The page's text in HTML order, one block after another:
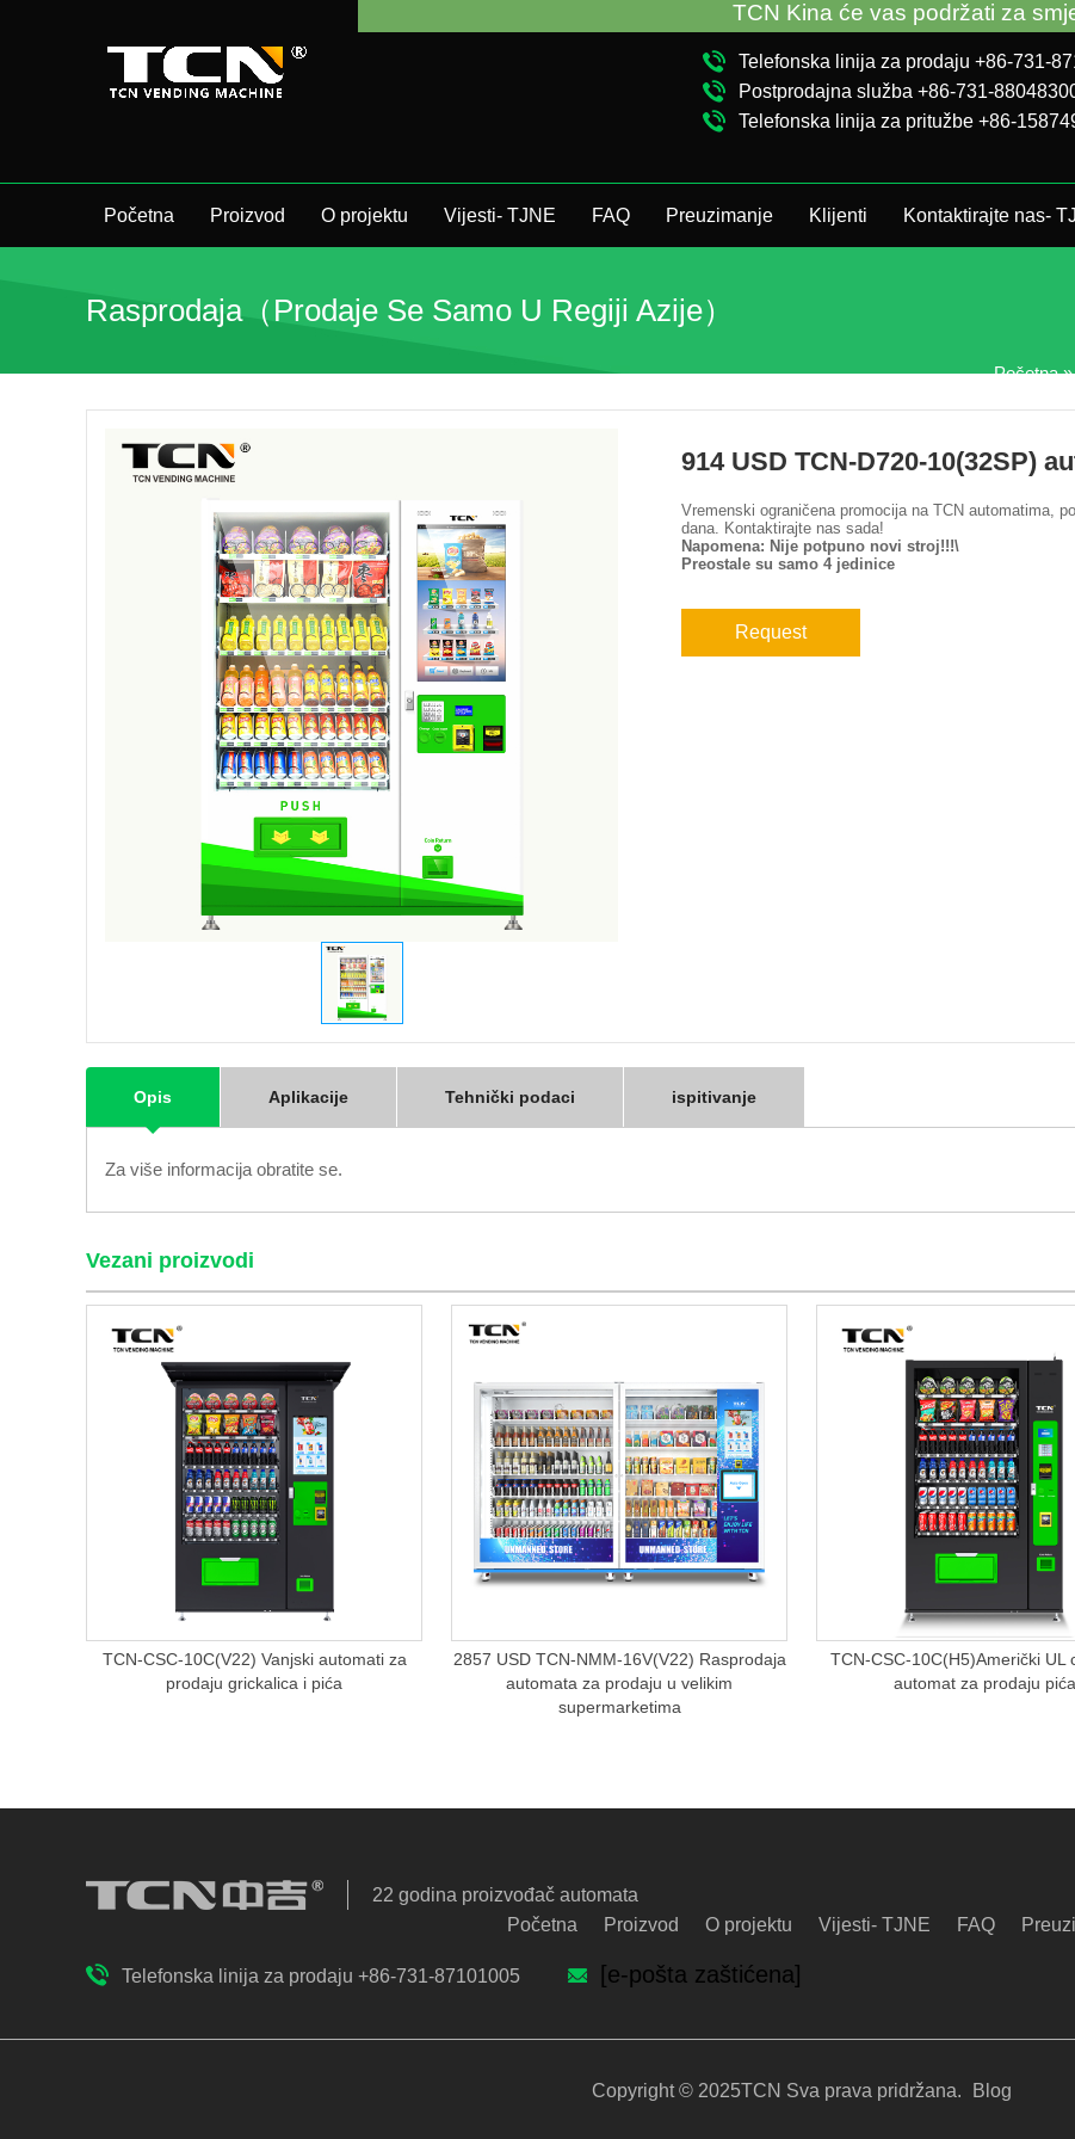
Telefonska linija za prodaju +86-731-
Postprodajna služba +86-731-
Telefonska linija za pritužbe +86-
Početna Proizvod O projektu Vijesti- TJNE FAQ Preuzimanje Klijenti Kontaktirajte nas-
Rasprodaja（prodaje Se Samo U Regiji Azije）
Početna
914 USD TCN-D720-10(32SP)
Vremenski ograničena promocija na TCN automatima,
dana. Kontaktirajte nas sada!
Napomena: Nije potpuno novi stroj!!!\
Preostale su samo 4 jedinice
Request
Opis Aplikacije Tehnički podaci ispitivanje
Za više informacija obratite se.
Vezani proizvodi
TCN-CSC-10C(V22) Vanjski automati za
prodaju grickalica i pića
2857 USD TCN-NMM-16V(V22) Rasprodaja
automata za prodaju u velikim
supermarketima
TCN-CSC-10C(H5)Američki UL
automat za prodaju pića
22 godina proizvođač automata
Početna
Proizvod O projektu Vijesti- TJNE FAQ
Telefonska linija za prodaju +86-731-87101005 [e-pošta zaštićena]
Copyright © 2025TCN Sva prava pridržana. Blog
TCN Kina će vas podržati za